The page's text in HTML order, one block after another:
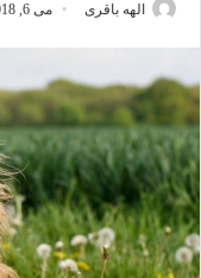
الهه باقری می 6, 2018